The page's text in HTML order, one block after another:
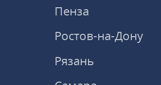
Пенза
Ростов-на-Дону
Рязань